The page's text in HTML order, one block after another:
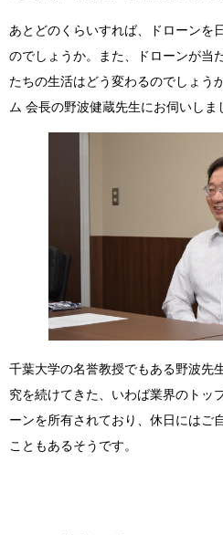
あとどのくらいすれば、ドローンを
のでしょうか。また、ドローンが当
たちの生活はどう変わるのでしょう
ム 会長の野波健蔵先生にお伺いしま
千葉大学の名誉教授でもある野波先
究を続けてきた、いわば業界のトッ
ーンを所有されており、休日にはご
こともあるそうです。